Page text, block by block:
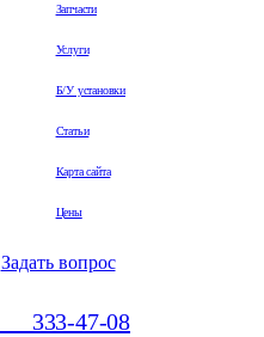
Запчасти
Услуги
Б/У установки
Статьи
Карта сайта
Цены
Задать вопрос
333-47-08